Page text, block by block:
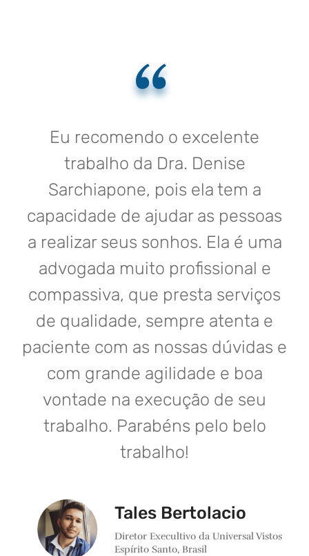
Eu recomendo o excelente
trabalho da Dra. Denise
Sarchiapone, pois ela tem a
capacidade de ajudar as pessoas
a realizar seus sonhos. Ela é uma
advogada muito profissional e
compassiva, que presta serviços
de qualidade, sempre atenta e
paciente com as nossas dúvidas e
com grande agilidade e boa
vontade na execução de seu
trabalho. Parabéns pelo belo
trabalho!
Tales Bertolacio
Diretor Execultivo da Universal Vistos
Espírito Santo, Brasil